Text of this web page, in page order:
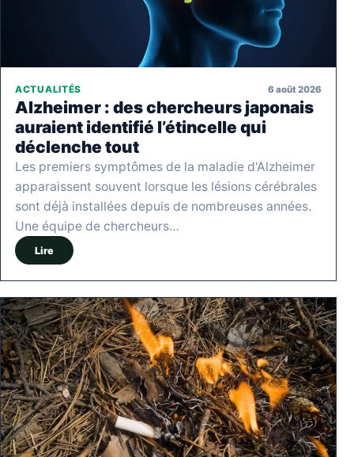
ACTUALITÉS 6 août 2026
Alzheimer : des chercheurs japonais
auraient identifié l’étincelle qui
déclenche tout
Les premiers symptômes de la maladie d'Alzheimer
apparaissent souvent lorsque les lésions cérébrales
sont déjà installées depuis de nombreuses années.
Une équipe de chercheurs…
Lire